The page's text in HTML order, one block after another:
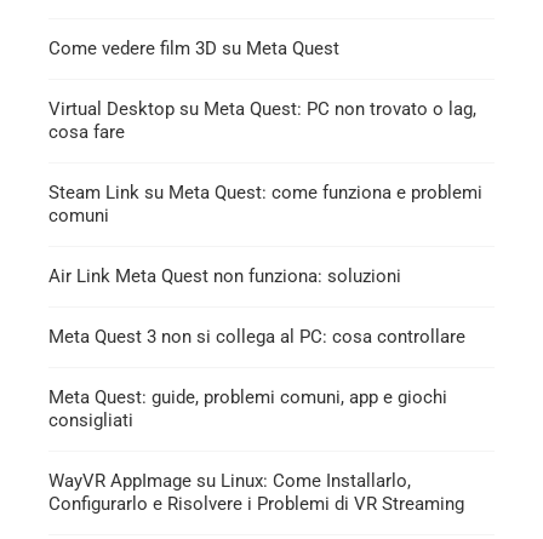
Come vedere film 3D su Meta Quest
Virtual Desktop su Meta Quest: PC non trovato o lag,
cosa fare
Steam Link su Meta Quest: come funziona e problemi
comuni
Air Link Meta Quest non funziona: soluzioni
Meta Quest 3 non si collega al PC: cosa controllare
Meta Quest: guide, problemi comuni, app e giochi
consigliati
WayVR AppImage su Linux: Come Installarlo,
Configurarlo e Risolvere i Problemi di VR Streaming